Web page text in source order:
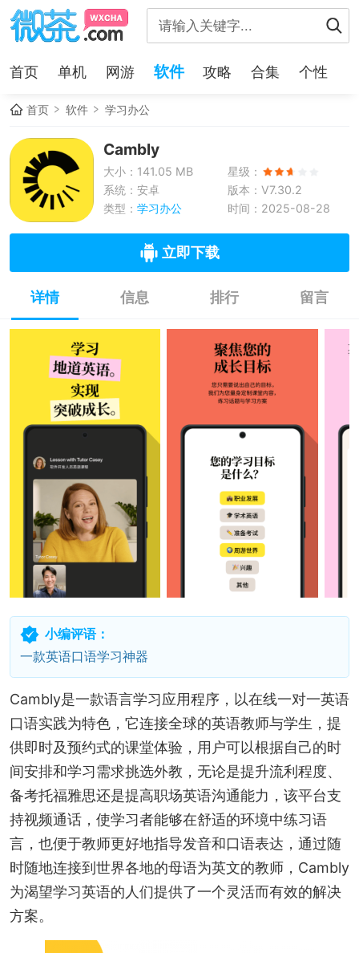
首页 单机 网游 软件 攻略 合集 个性
首页 软件 学习办公
Cambly
大小：141.05 MB
星级：
系统：安卓
版本：V7.30.2
类型： 学习办公 时间：2025-08-28
立即下载
详情 信息 排行 留言
小编评语：
一款英语口语学习神器
Cambly是一款语言学习应用程序，以在线一对一英语
口语实践为特色，它连接全球的英语教师与学生，提
供即时及预约式的课堂体验，用户可以根据自己的时
间安排和学习需求挑选外教，无论是提升流利程度、
备考托福雅思还是提高职场英语沟通能力，该平台支
持视频通话，使学习者能够在舒适的环境中练习语
言，也便于教师更好地指导发音和口语表达，通过随
时随地连接到世界各地的母语为英文的教师，Cambly
为渴望学习英语的人们提供了一个灵活而有效的解决
方案。